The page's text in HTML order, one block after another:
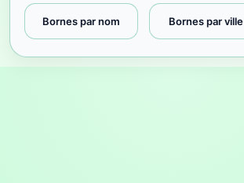
Bornes par nom Bornes par ville